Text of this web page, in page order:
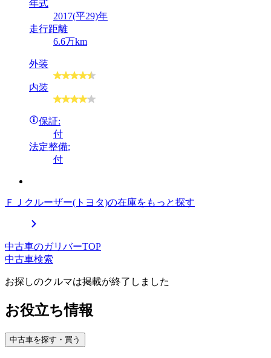
年式
2017(平29)年
走行距離
6.6万km
外装
内装
保証:
付
法定整備:
付
ＦＪクルーザー(トヨタ)の在庫をもっと探す
中古車のガリバーTOP
中古車検索
お探しのクルマは掲載が終了しました
お役立ち情報
中古車を探す・買う